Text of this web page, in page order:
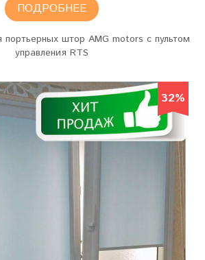
ПОДРОБНЕЕ
портьерных штор АMG motors с пультом
управления RTS
32%